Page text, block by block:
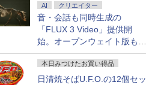
AI クリエイター
音・会話も同時生成の
「FLUX 3 Video」提供開
始。オープンウェイト版も計
画
本日みつけたお買い得品
日清焼そばU.F.O.の12個セッ